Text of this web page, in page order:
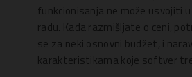
funkcionisanja ne može usvojiti
radu. Kada razmišljate o ceni,
se za neki osnovni budžet, i
karakteristikama koje softver